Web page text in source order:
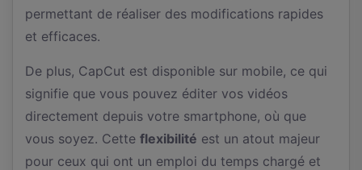
permettant de réaliser des modifications rapides
et efficaces.
De plus, CapCut est disponible sur mobile, ce qui
signifie que vous pouvez éditer vos vidéos
directement depuis votre smartphone, où que
vous soyez. Cette flexibilité est un atout majeur
pour ceux qui ont un emploi du temps chargé et